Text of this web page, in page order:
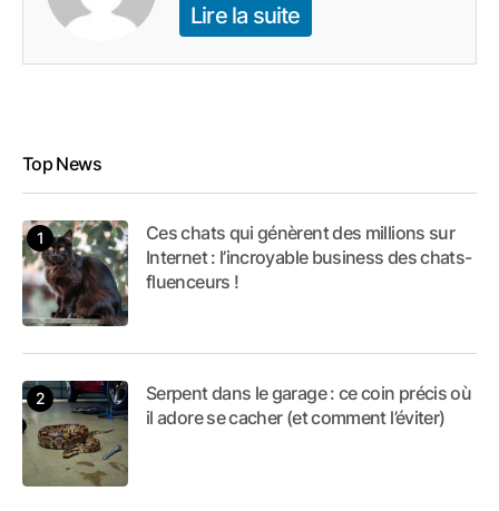
Lire la suite
Top News
Ces chats qui génèrent des millions sur
Internet : l’incroyable business des chats-
fluenceurs !
Serpent dans le garage : ce coin précis où
il adore se cacher (et comment l’éviter)